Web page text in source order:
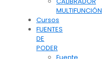
MULTIFUNCIÓN
Cursos
FUENTES
DE
PODER